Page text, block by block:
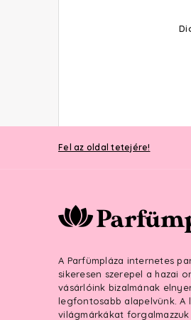
Fel az oldal tetejére!
A Parfümpláza internetes
sikeresen szerepel a hazai
vásárlóink bizalmának
legfontosabb alapelvünk. A
világmárkákat